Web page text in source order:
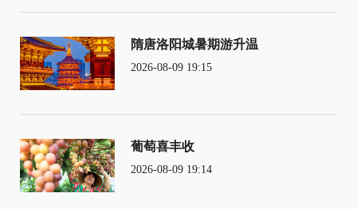
隋唐洛阳城暑期游升温
2026-08-09 19:15
葡萄喜丰收
2026-08-09 19:14